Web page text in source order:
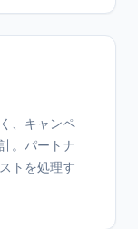
、キャンペ
。パートナ
トを処理す